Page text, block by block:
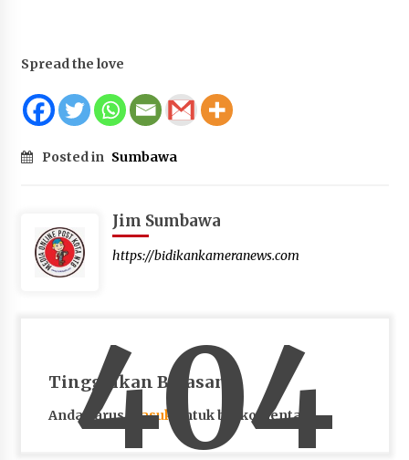
Spread the love
Posted in Sumbawa
Jim Sumbawa
https://bidikankameranews.com
Tinggalkan Balasan
Anda harus masuk untuk berkomentar.
404